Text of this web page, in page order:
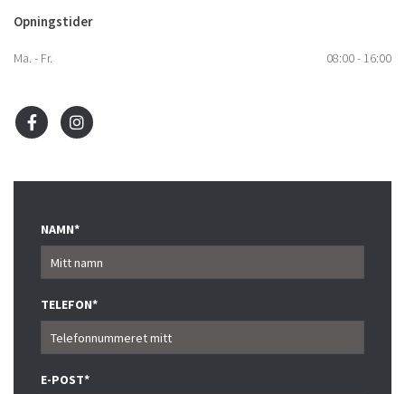
Opningstider
Ma. - Fr. 08:00 - 16:00
NAMN*
TELEFON*
E-POST*